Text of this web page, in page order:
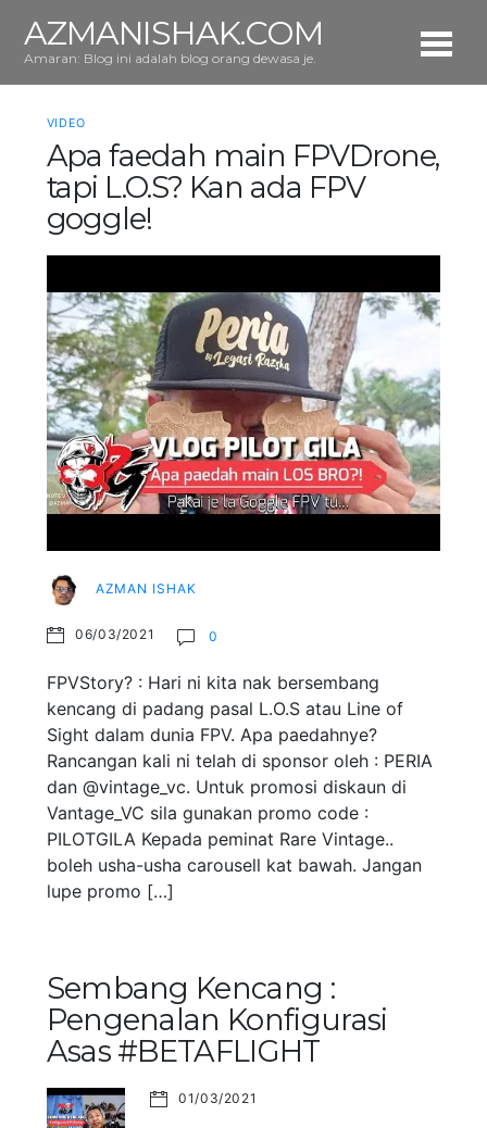
AZMANISHAK.COM
Amaran: Blog ini adalah blog orang dewasa je.
VIDEO
Apa faedah main FPVDrone,
tapi L.O.S? Kan ada FPV
goggle!
AZMAN ISHAK
06/03/2021 0
FPVStory? : Hari ni kita nak bersembang
kencang di padang pasal L.O.S atau Line of
Sight dalam dunia FPV. Apa paedahnye?
Rancangan kali ni telah di sponsor oleh : PERIA
dan @vintage_vc. Untuk promosi diskaun di
Vantage_VC sila gunakan promo code :
PILOTGILA Kepada peminat Rare Vintage..
boleh usha-usha carousell kat bawah. Jangan
lupe promo […]
Sembang Kencang :
Pengenalan Konfigurasi
Asas #BETAFLIGHT
01/03/2021